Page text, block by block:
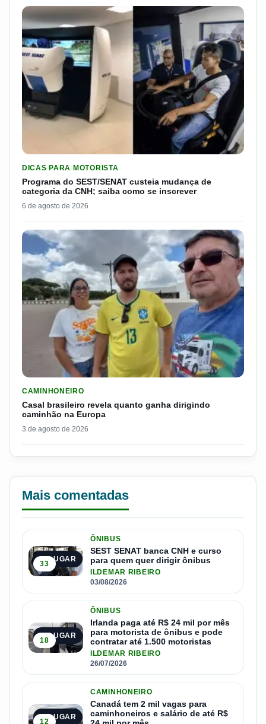
DICAS PARA MOTORISTA
Programa do SEST/SENAT custeia mudança de
categoria da CNH; saiba como se inscrever
6 de agosto de 2026
CAMINHONEIRO
Casal brasileiro revela quanto ganha dirigindo
caminhão na Europa
3 de agosto de 2026
Mais comentadas
1º LUGAR
33
ÔNIBUS
SEST SENAT banca CNH e curso
para quem quer dirigir ônibus
ILDEMAR RIBEIRO
03/08/2026
2º LUGAR
18
ÔNIBUS
Irlanda paga até R$ 24 mil por mês
para motorista de ônibus e pode
contratar até 1.500 motoristas
ILDEMAR RIBEIRO
26/07/2026
3º LUGAR
12
CAMINHONEIRO
Canadá tem 2 mil vagas para
caminhoneiros e salário de até R$